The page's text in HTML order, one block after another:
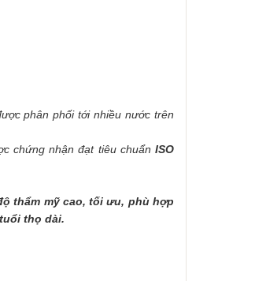
phân phối tới nhiều nước trên
chứng nhận đạt tiêu chuẩn ISO
thẩm mỹ cao, tối ưu, phù hợp
thọ dài.